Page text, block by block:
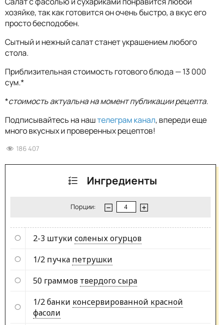
хозяйке, так как готовится он очень быстро, а вкус его
просто бесподобен.
Сытный и нежный салат станет украшением любого
стола.
Приблизительная стоимость готового блюда — 13 000
сум.*
*стоимость актуальна на момент публикации рецепта.
Подписывайтесь на наштелеграм канал, впереди еще
много вкусных и проверенных рецептов!
186 407
Ингредиенты
Порции:
2-3 штуки соленых огурцов
1/2 пучка петрушки
50 граммов твердого сыра
1/2 банки консервированной красной
фасоли